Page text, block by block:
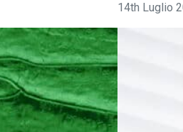
14th Luglio